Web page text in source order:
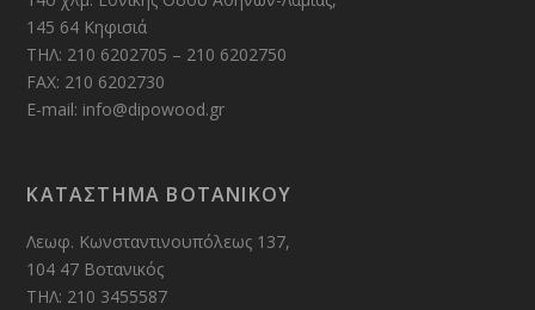
145 64 Κηφισιά
ΤΗΛ: 210 6202705 – 210 6202750
FAX: 210 6202730
E-mail: info@dipowood.gr
ΚΑΤΑΣΤΗΜΑ ΒΟΤΑΝΙΚΟΥ
Λεωφ. Κωνσταντινουπόλεως 137,
104 47 Βοτανικός
ΤΗΛ: 210 3455587